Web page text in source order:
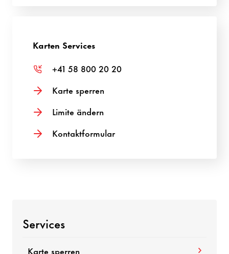
Karten Services
+41 58 800 20 20
Karte sperren
Limite ändern
Kontaktformular
Services
Karte sperren